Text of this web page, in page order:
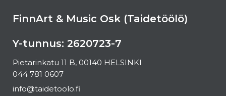
FinnArt & Music Osk (Taidetöölö)
Y-tunnus: 2620723-7
Pietarinkatu 11 B, 00140 HELSINKI
044 781 0607
info@taidetoolo.fi